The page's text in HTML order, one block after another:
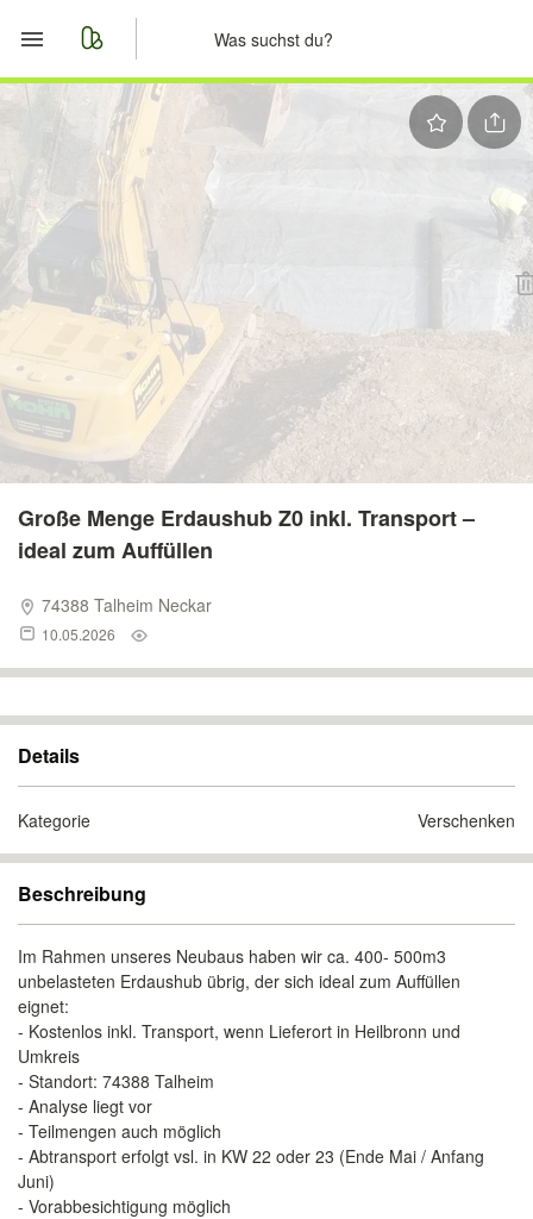
Start
Merkliste
Nachrichten
Anzeige aufgeben
Große Menge Erdaushub Z0 inkl. Transport –
ideal zum Auffüllen
74388 Talheim Neckar
10.05.2026
Details
Kategorie Verschenken
Beschreibung
Im Rahmen unseres Neubaus haben wir ca. 400- 500m3
unbelasteten Erdaushub übrig, der sich ideal zum Auffüllen
eignet:
- Kostenlos inkl. Transport, wenn Lieferort in Heilbronn und
Umkreis
- Standort: 74388 Talheim
- Analyse liegt vor
- Teilmengen auch möglich
- Abtransport erfolgt vsl. in KW 22 oder 23 (Ende Mai / Anfang
Juni)
- Vorabbesichtigung möglich